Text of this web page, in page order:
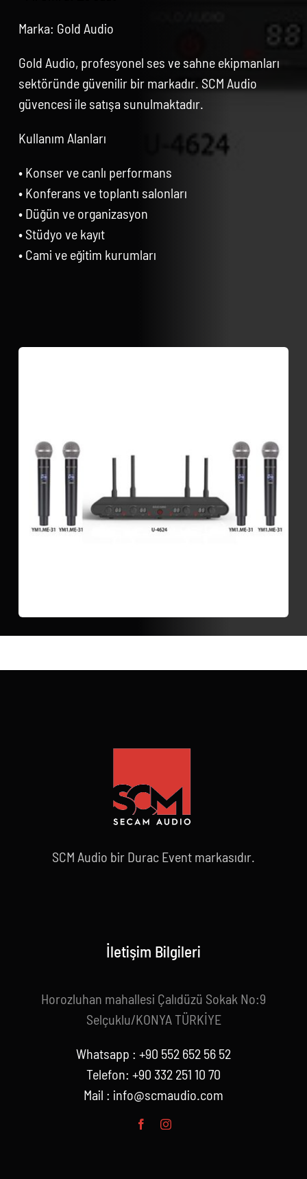
Marka: Gold Audio
Gold Audio, profesyonel ses ve sahne ekipmanları
sektöründe güvenilir bir markadır. SCM Audio
güvencesi ile satışa sunulmaktadır.
Kullanım Alanları
• Konser ve canlı performans
• Konferans ve toplantı salonları
• Düğün ve organizasyon
• Stüdyo ve kayıt
• Cami ve eğitim kurumları
SCM Audio bir Durac Event markasıdır.
İletişim Bilgileri
Horozluhan mahallesi Çalıdüzü Sokak No:9
Selçuklu/KONYA TÜRKİYE
Whatsapp : +90 552 652 56 52
Telefon: +90 332 251 10 70
Mail : info@scmaudio.com